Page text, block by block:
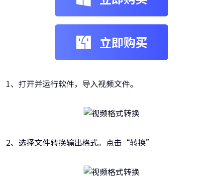
立即购买
1、打开并运行软件，导入视频文件。
2、选择文件转换输出格式。点击“转换”